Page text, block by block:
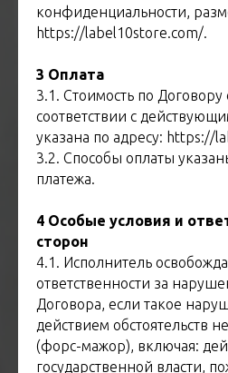
конфиденциальности,
https://label10store.com/.
3 Оплата
3.1. Стоимость по Договору
соответствии с
указана по адресу: https://
3.2. Способы оплаты
платежа.
4 Особые условия и
сторон
4.1. Исполнитель
ответственности за
Договора, если такое
действием обстоятельств
(форс-мажор), включая:
государственной власти,